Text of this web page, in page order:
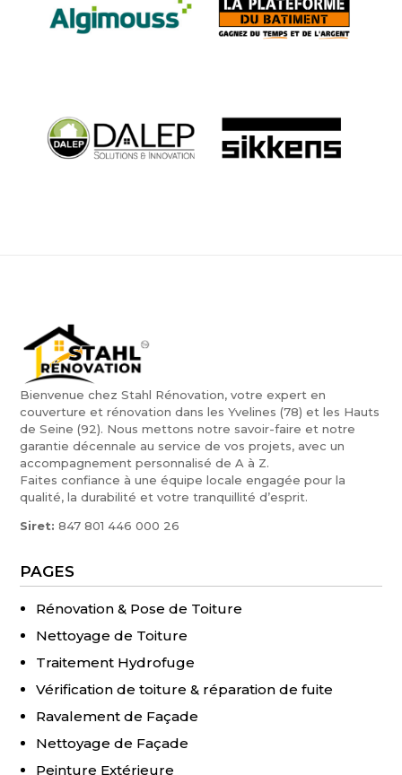
Bienvenue chez Stahl Rénovation, votre expert en
couverture et rénovation dans les Yvelines (78) et les Hauts
de Seine (92). Nous mettons notre savoir-faire et notre
garantie décennale au service de vos projets, avec un
accompagnement personnalisé de A à Z.
Faites confiance à une équipe locale engagée pour la
qualité, la durabilité et votre tranquillité d’esprit.
Siret: 847 801 446 000 26
PAGES
Rénovation & Pose de Toiture
Nettoyage de Toiture
Traitement Hydrofuge
Vérification de toiture & réparation de fuite
Ravalement de Façade
Nettoyage de Façade
Peinture Extérieure